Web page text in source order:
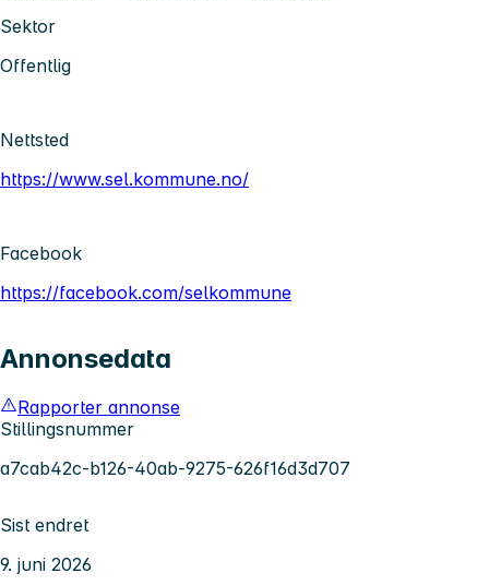
Sektor
Offentlig
Nettsted
https://www.sel.kommune.no/
Facebook
https://facebook.com/selkommune
Annonsedata
Rapporter annonse
Stillingsnummer
a7cab42c-b126-40ab-9275-626f16d3d707
Sist endret
9. juni 2026